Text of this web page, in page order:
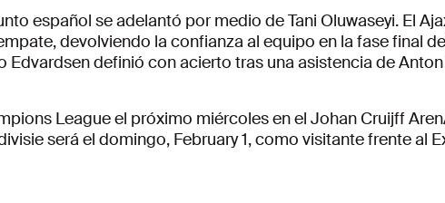
español se adelantó por medio de Tani Oluwaseyi. El
devolviendo la confianza al equipo en la fase final
definió con acierto tras una asistencia de
League el próximo miércoles en el Johan Cruijff
será el domingo, February 1, como visitante frente al